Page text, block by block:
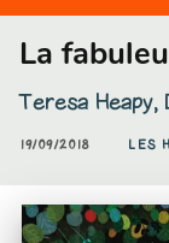
La
Teresa Heapy,
19/09/2018 LES